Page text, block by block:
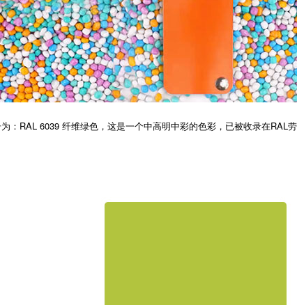
RAL 6039 纤维绿色，这是一个中高明中彩的色彩，已被收录在RAL